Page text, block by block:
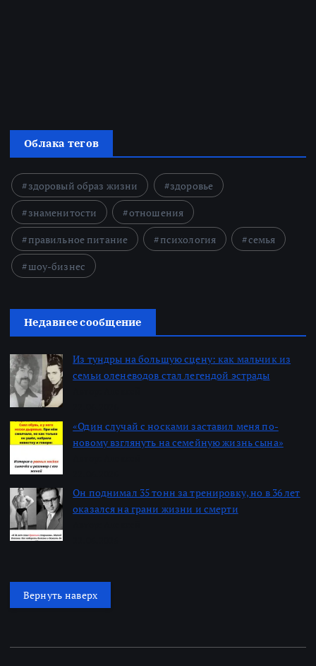
Облака тегов
здоровый образ жизни
здоровье
знаменитости
отношения
правильное питание
психология
семья
шоу-бизнес
Недавнее сообщение
Из тундры на большую сцену: как мальчик из
семьи оленеводов стал легендой эстрады
«Один случай с носками заставил меня по-
новому взглянуть на семейную жизнь сына»
Он поднимал 35 тонн за тренировку, но в 36 лет
оказался на грани жизни и смерти
Вернуть наверх